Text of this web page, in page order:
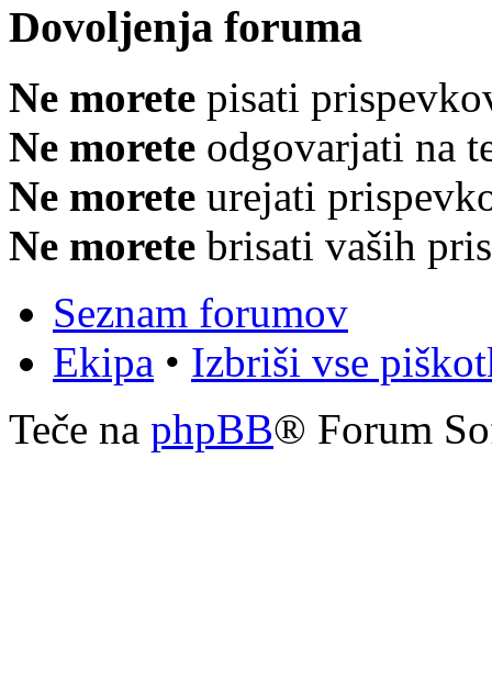
Dovoljenja foruma
Ne morete pisati
Ne morete odgovarjati na
Ne morete urejati
Ne morete brisati vaših
Seznam forumov
Ekipa • Izbriši vse
Teče na phpBB® Forum